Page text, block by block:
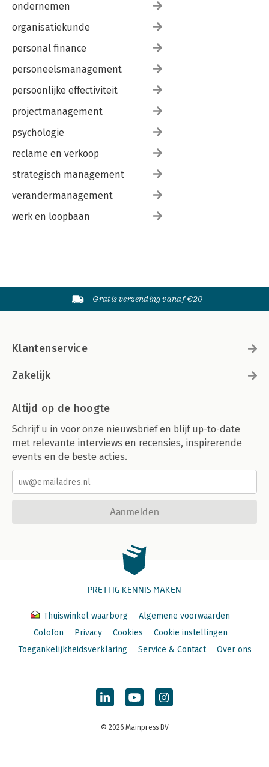
ondernemen
organisatiekunde
personal finance
personeelsmanagement
persoonlijke effectiviteit
projectmanagement
psychologie
reclame en verkoop
strategisch management
verandermanagement
werk en loopbaan
Gratis verzending vanaf €20
Klantenservice
Zakelijk
Altijd op de hoogte
Schrijf u in voor onze nieuwsbrief en blijf up-to-date
met relevante interviews en recensies, inspirerende
events en de beste acties.
Aanmelden
PRETTIG KENNIS MAKEN
Thuiswinkel waarborg
Algemene voorwaarden
Colofon
Privacy Cookies
Cookie instellingen
Toegankelijkheidsverklaring
Service & Contact Over ons
© 2026 Mainpress BV